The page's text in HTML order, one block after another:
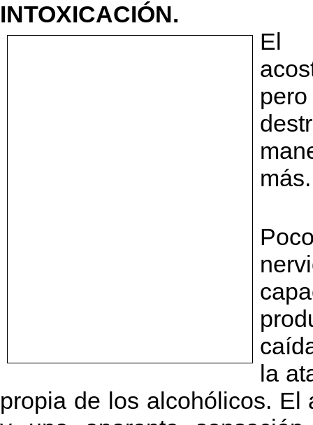
INTOXICACIÓN.
El
más.
la
propia de los alcohólicos. El